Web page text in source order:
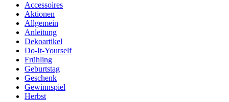
Accessoires
Aktionen
Allgemein
Anleitung
Dekoartikel
Do-It-Yourself
Frühling
Geburtstag
Geschenk
Gewinnspiel
Herbst